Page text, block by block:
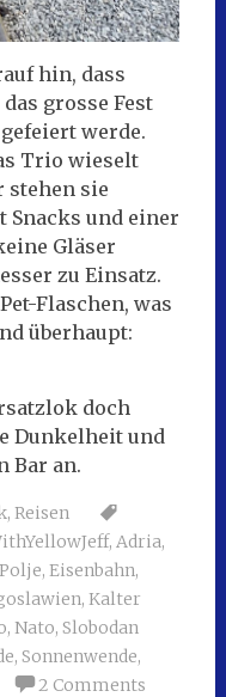
hin, dass
grosse Fest
werde.
Trio wieselt
stehen sie
Snacks und einer
Gläser
zu Einsatz.
Flaschen, was
überhaupt:
doch
Dunkelheit und
Bar an.
, Reisen
, Adria,
, Eisenbahn,
, Kalter
, Nato, Slobodan
, Sonnenwende,
2 Comments